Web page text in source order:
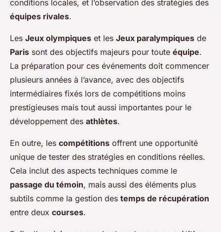
conditions locales, et l’observation des stratégies des
équipes rivales.
Les Jeux olympiques et les Jeux paralympiques de
Paris sont des objectifs majeurs pour toute équipe.
La préparation pour ces événements doit commencer
plusieurs années à l’avance, avec des objectifs
intermédiaires fixés lors de compétitions moins
prestigieuses mais tout aussi importantes pour le
développement des athlètes.
En outre, les compétitions offrent une opportunité
unique de tester des stratégies en conditions réelles.
Cela inclut des aspects techniques comme le
passage du témoin, mais aussi des éléments plus
subtils comme la gestion des temps de récupération
entre deux courses.